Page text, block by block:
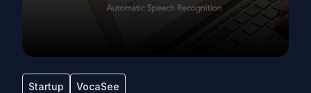
Startup VocaSee